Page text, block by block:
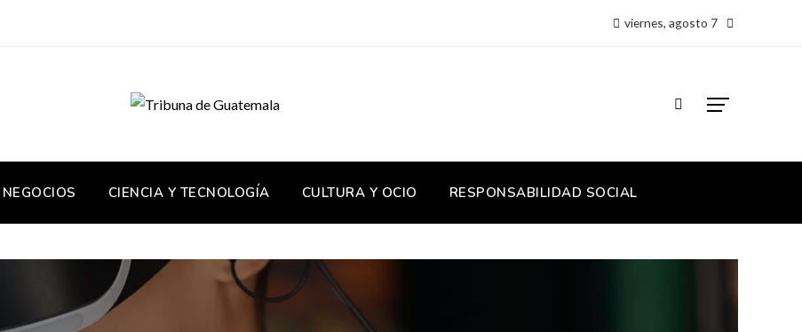
viernes, agosto 7
CIENCIA Y TECNOLOGÍA CULTURA Y OCIO RESPONSABILIDAD SOCIAL